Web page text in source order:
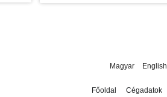
Magyar English
Főoldal Cégadatok